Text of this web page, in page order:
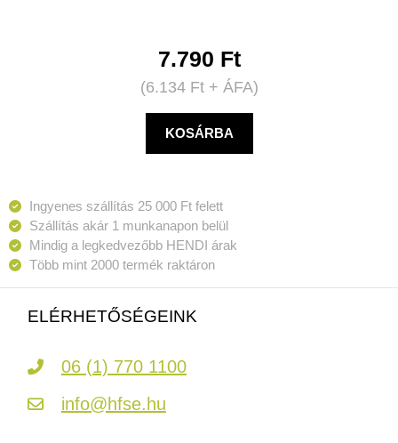
7.790 Ft
(6.134 Ft+ ÁFA)
KOSÁRBA
Ingyenes szállítás 25 000 Ft felett
Szállítás akár 1 munkanapon belül
Mindig a legkedvezőbb HENDI árak
Több mint 2000 termék raktáron
ELÉRHETŐSÉGEINK
06 (1) 770 1100
info@hfse.hu